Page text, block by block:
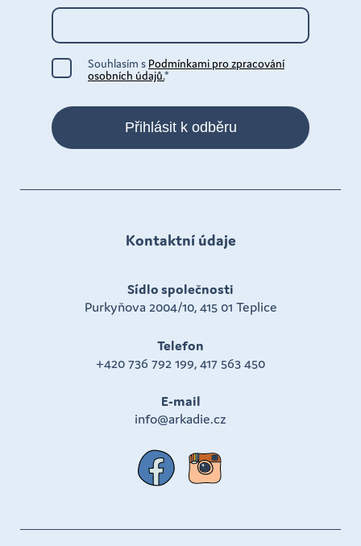
Souhlasím s Podmínkami pro zpracování
osobních údajů.*
Přihlásit k odběru
Kontaktní údaje
Sídlo společnosti
Purkyňova 2004/10, 415 01 Teplice
Telefon
+420 736 792 199,417 563 450
E-mail
info@arkadie.cz